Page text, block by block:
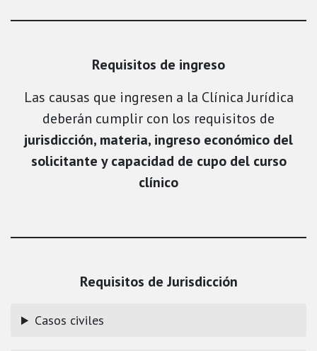
Requisitos de ingreso
Las causas que ingresen a la Clínica Jurídica
deberán cumplir con los requisitos de
jurisdicción, materia, ingreso económico del
solicitante y capacidad de cupo del curso
clínico
Requisitos de Jurisdicción
Casos civiles